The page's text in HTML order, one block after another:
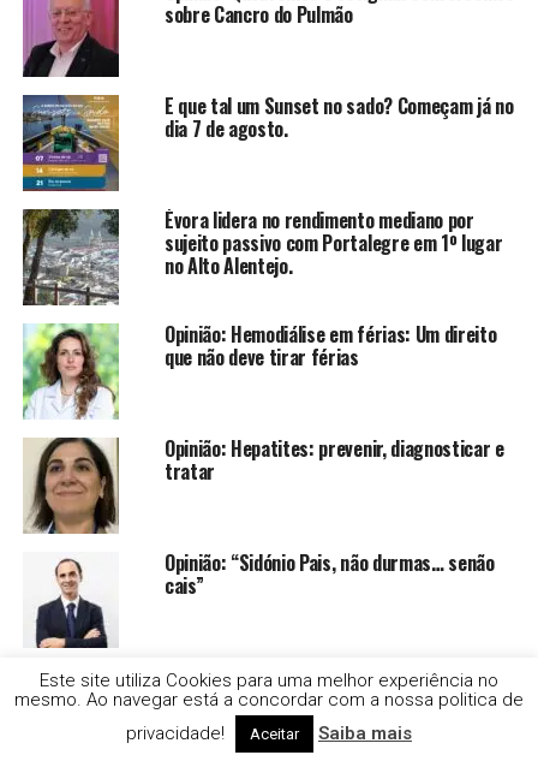
sobre Cancro do Pulmão
E que tal um Sunset no sado? Começam já no
dia 7 de agosto.
Évora lidera no rendimento mediano por
sujeito passivo com Portalegre em 1º lugar
no Alto Alentejo.
Opinião: Hemodiálise em férias: Um direito
que não deve tirar férias
Opinião: Hepatites: prevenir, diagnosticar e
tratar
Opinião: “Sidónio Pais, não durmas… senão
cais”
Fundação Gulbenkian apoiou 21 projetos
entre eles 3 em Alcácer do Sal
Estafeta assaltado por jovens entre os 11 e
Este site utiliza Cookies para uma melhor experiência no
mesmo. Ao navegar está a concordar com a nossa politica de
privacidade!
Aceitar Saiba mais